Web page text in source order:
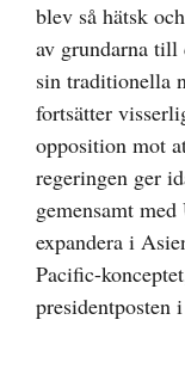
blev så hätsk
av grundarna till
sin traditionella
fortsätter
opposition mot
regeringen ger
gemensamt
expandera i
Pacific-
presidentposten